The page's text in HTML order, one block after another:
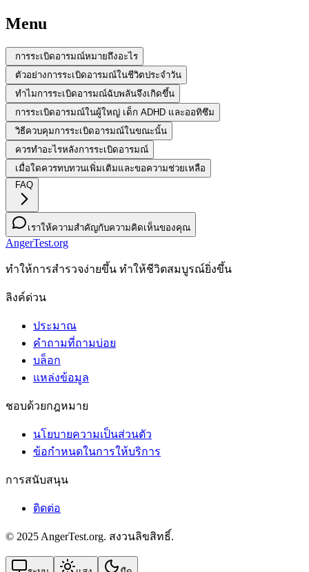
Menu
การระเบิดอารมณ์หมายถึงอะไร
ตัวอย่างการระเบิดอารมณ์ในชีวิตประจำวัน
ทำไมการระเบิดอารมณ์ฉับพลันจึงเกิดขึ้น
การระเบิดอารมณ์ในผู้ใหญ่ เด็ก ADHD และออทิซึม
วิธีควบคุมการระเบิดอารมณ์ในขณะนั้น
ควรทำอะไรหลังการระเบิดอารมณ์
เมื่อใดควรทบทวนเพิ่มเติมและขอความช่วยเหลือ
FAQ
เราให้ความสำคัญกับความคิดเห็นของคุณ
AngerTest.org
ทําให้การสํารวจง่ายขึ้น ทําให้ชีวิตสมบูรณ์ยิ่งขึ้น
ลิงค์ด่วน
ประมาณ
คำถามที่ถามบ่อย
บล็อก
แหล่งข้อมูล
ชอบด้วยกฎหมาย
นโยบายความเป็นส่วนตัว
ข้อกําหนดในการให้บริการ
การสนับสนุน
ติดต่อ
© 2025 AngerTest.org. สงวนลิขสิทธิ์.